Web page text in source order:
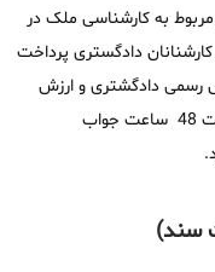
به کارشناسی ملک در
دادگستری پرداخت
رسمی دادگشتری و ارزش
گذاری ملک شروع میشود و معمولا بعد از مدت 48 ساعت جواب